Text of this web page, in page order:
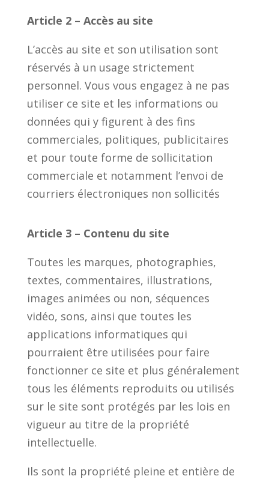
Article 2 – Accès au site
L’accès au site et son utilisation sont
réservés à un usage strictement
personnel. Vous vous engagez à ne pas
utiliser ce site et les informations ou
données qui y figurent à des fins
commerciales, politiques, publicitaires
et pour toute forme de sollicitation
commerciale et notamment l’envoi de
courriers électroniques non sollicités
Article 3 – Contenu du site
Toutes les marques, photographies,
textes, commentaires, illustrations,
images animées ou non, séquences
vidéo, sons, ainsi que toutes les
applications informatiques qui
pourraient être utilisées pour faire
fonctionner ce site et plus généralement
tous les éléments reproduits ou utilisés
sur le site sont protégés par les lois en
vigueur au titre de la propriété
intellectuelle.
Ils sont la propriété pleine et entière de